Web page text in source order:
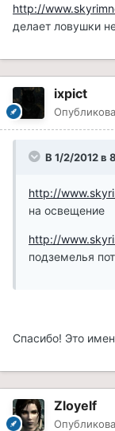
http://
делает ловушки
ixpict
В 1/2/2012 в
http://
на освещение
http://
подземелья
Спасибо! Это
Zloyelf